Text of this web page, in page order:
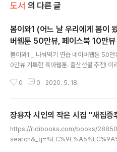
도서 의 다른 글
봄이와1 (어느 날 우리에게 봄이
버웹툰 50만뷰, 페이스북 10만뷰
아웹툰
봄이와1 _ 나눠먹기 연습 네이버웹툰 50만
0만뷰 기록한 육아웹툰. 출산선물 추천! 이
는 한 여성의 감정, 순간들을 생생하 게 포착
가 아이를 처음 키우며 만나는 잔란한 순간
함께 여성들이 육아를 하면서 겪는 내적 같
등, 사회 구조와 제도의 모순까지 질 문하게
0 0 2020. 5. 18.
장용자 시인의 작은 시집 "새집증
https://ridibooks.com/books/